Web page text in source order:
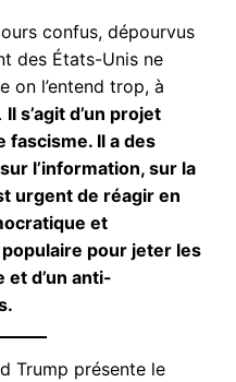
confus, dépourvus
des États-Unis ne
on l’entend trop, à
Il s’agit d’un projet
fascisme. Il a des
l’information, sur la
urgent de réagir en
et
pour jeter les
et d’un anti-
Trump présente le